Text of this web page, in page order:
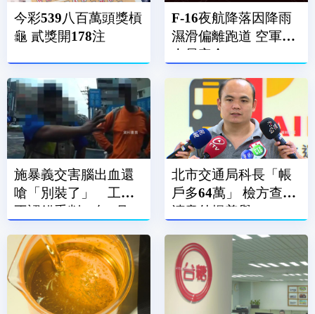
今彩539八百萬頭獎槓
龜 貳獎開178注
F-16夜航降落因降雨
濕滑偏離跑道 空軍：
人員安全
施暴義交害腦出血還
嗆「別裝了」 工人
不認錯重判10年4月
北市交通局科長「帳
戶多64萬」 檢方查貪
瀆意外揭善舉